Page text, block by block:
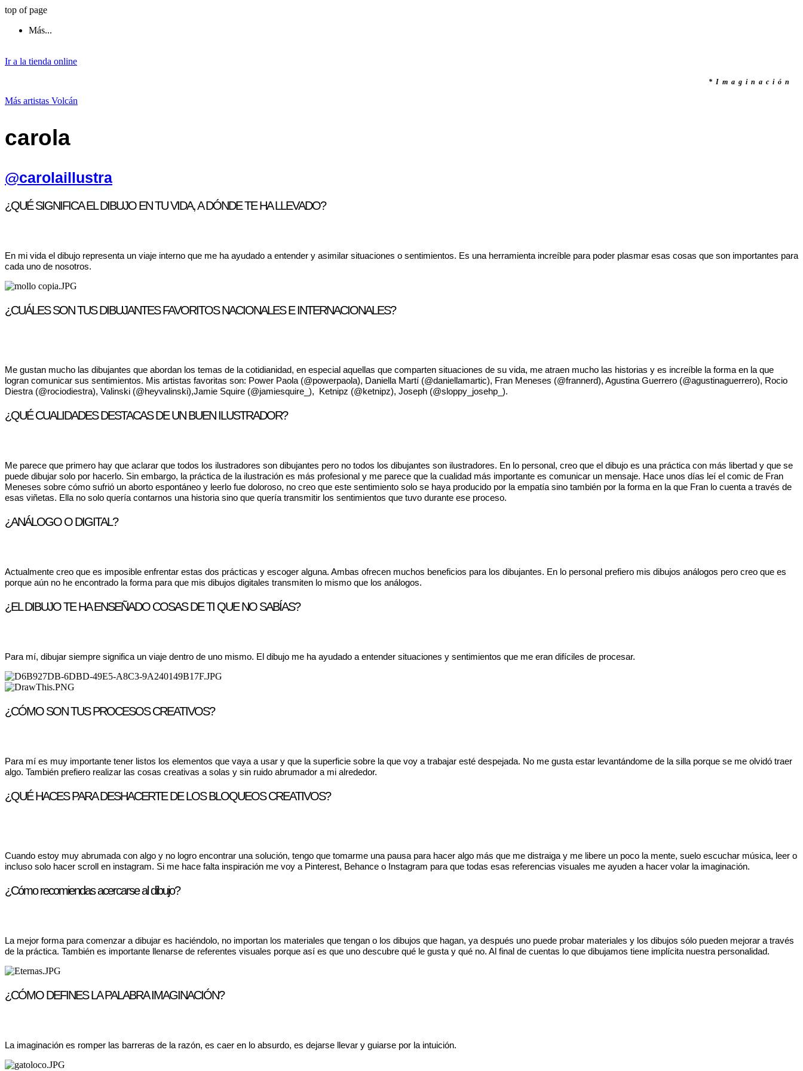
top of page
Más...
Ir a la tienda online
*Imaginación
Más artistas Volcán
carola
@carolaillustra
¿QUÉ SIGNIFICA EL DIBUJO EN TU VIDA, A DÓNDE TE HA LLEVADO?
En mi vida el dibujo representa un viaje interno que me ha ayudado a entender y asimilar situaciones o sentimientos. Es una herramienta increíble para poder plasmar esas cosas que son importantes para
cada uno de nosotros.
¿CUÁLES SON TUS DIBUJANTES FAVORITOS NACIONALES E INTERNACIONALES?
Me gustan mucho las dibujantes que abordan los temas de la cotidianidad, en especial aquellas que comparten situaciones de su vida, me atraen mucho las historias y es increíble la forma en la que
logran comunicar sus sentimientos. Mis artistas favoritas son: Power Paola (@powerpaola), Daniella Martí (@daniellamartic), Fran Meneses (@frannerd), Agustina Guerrero (@agustinaguerrero), Rocio
Diestra (@rociodiestra), Valinski (@heyvalinski),Jamie Squire (@jamiesquire_), Ketnipz (@ketnipz), Joseph (@sloppy_josehp_).
¿QUÉ CUALIDADES DESTACAS DE UN BUEN ILUSTRADOR?
Me parece que primero hay que aclarar que todos los ilustradores son dibujantes pero no todos los dibujantes son ilustradores. En lo personal, creo que el dibujo es una práctica con más libertad y que se
puede dibujar solo por hacerlo. Sin embargo, la práctica de la ilustración es más profesional y me parece que la cualidad más importante es comunicar un mensaje. Hace unos días leí el comic de Fran
Meneses sobre cómo sufrió un aborto espontáneo y leerlo fue doloroso, no creo que este sentimiento solo se haya producido por la empatía sino también por la forma en la que Fran lo cuenta a través de
esas viñetas. Ella no solo quería contarnos una historia sino que quería transmitir los sentimientos que tuvo durante ese proceso.
¿ANÁLOGO O DIGITAL?
Actualmente creo que es imposible enfrentar estas dos prácticas y escoger alguna. Ambas ofrecen muchos beneficios para los dibujantes. En lo personal prefiero mis dibujos análogos pero creo que es
porque aún no he encontrado la forma para que mis dibujos digitales transmiten lo mismo que los análogos.
¿EL DIBUJO TE HA ENSEÑADO COSAS DE TI QUE NO SABÍAS?
Para mí, dibujar siempre significa un viaje dentro de uno mismo. El dibujo me ha ayudado a entender situaciones y sentimientos que me eran difíciles de procesar.
¿CÓMO SON TUS PROCESOS CREATIVOS?
Para mí es muy importante tener listos los elementos que vaya a usar y que la superficie sobre la que voy a trabajar esté despejada. No me gusta estar levantándome de la silla porque se me olvidó traer
algo. También prefiero realizar las cosas creativas a solas y sin ruido abrumador a mi alrededor.
¿QUÉ HACES PARA DESHACERTE DE LOS BLOQUEOS CREATIVOS?
Cuando estoy muy abrumada con algo y no logro encontrar una solución, tengo que tomarme una pausa para hacer algo más que me distraiga y me libere un poco la mente, suelo escuchar música, leer o
incluso solo hacer scroll en instagram. Si me hace falta inspiración me voy a Pinterest, Behance o Instagram para que todas esas referencias visuales me ayuden a hacer volar la imaginación.
¿Cómo recomiendas acercarse al dibujo?
La mejor forma para comenzar a dibujar es haciéndolo, no importan los materiales que tengan o los dibujos que hagan, ya después uno puede probar materiales y los dibujos sólo pueden mejorar a través
de la práctica. También es importante llenarse de referentes visuales porque así es que uno descubre qué le gusta y qué no. Al final de cuentas lo que dibujamos tiene implícita nuestra personalidad.
¿CÓMO DEFINES LA PALABRA IMAGINACIÓN?
La imaginación es romper las barreras de la razón, es caer en lo absurdo, es dejarse llevar y guiarse por la intuición.